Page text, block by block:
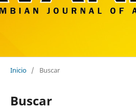
Inicio / Buscar
Buscar